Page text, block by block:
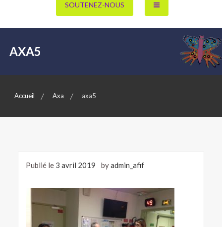
SOUTENEZ-NOUS
AXA5
Accueil Axa axa5
Publié le 3 avril 2019 byadmin_afif